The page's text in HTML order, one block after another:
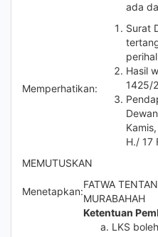
ada
Memperhatikan:
Surat
Hasil
1425/
H./ 17
MEMUTUSKAN
Menetapkan:
FATWA
MURABAHAH
Ketentuan
LKS